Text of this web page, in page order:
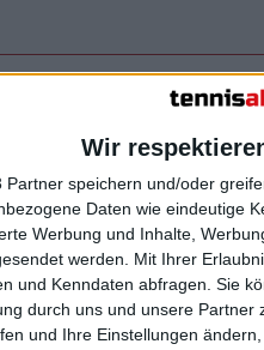
Wir
Partner speichern und/oder
Daten wie eindeutige
Werbung und Inhalte,
werden. Mit Ihrer
und Kenndaten abfragen. Sie
durch uns und unsere
und Ihre Einstellungen
83', 86'-88', 92') mit
Sharapova, die
von 84 %
eine Siegquote von
er 2024 bis
was seine einzige